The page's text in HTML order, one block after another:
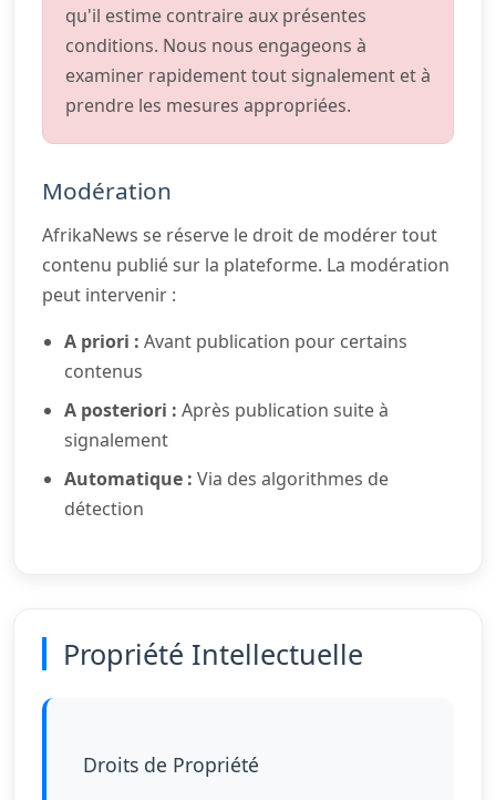
qu'il estime contraire aux présentes
conditions. Nous nous engageons à
examiner rapidement tout signalement et à
prendre les mesures appropriées.
Modération
AfrikaNews se réserve le droit de modérer tout
contenu publié sur la plateforme. La modération
peut intervenir :
A priori : Avant publication pour certains
contenus
A posteriori : Après publication suite à
signalement
Automatique : Via des algorithmes de
détection
Propriété Intellectuelle
Droits de Propriété